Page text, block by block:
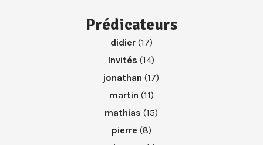
Prédicateurs
didier(17)
Invités (14)
jonathan (17)
martin (11)
mathias (15)
pierre (8)